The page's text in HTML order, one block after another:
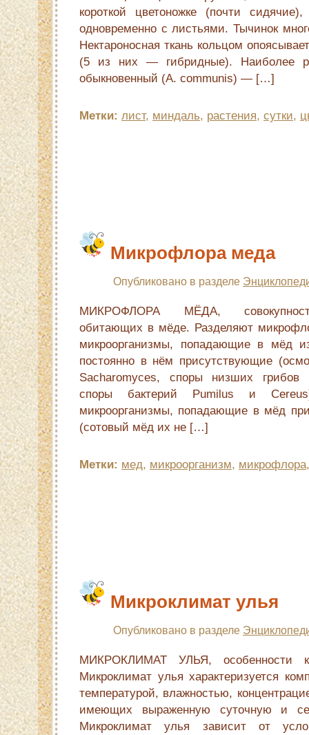
короткой цветоножке (почти
одновременно с листьями. Тычинок
Нектароносная ткань кольцом
(5 из них — гибридные). Наиболее
обыкновенный (A. communis) — […]
Метки: лист, миндаль, растения, сутки,
Микрофлора меда
Опубликовано в разделе
МИКРОФЛОРА МЁДА,
обитающих в мёде. Разделяют
микроорганизмы, попадающие в мёд
постоянно в нём присутствующие
Sacharomyces, споры низших грибов
споры бактерий Pumilus и
микроорганизмы, попадающие в мёд
(сотовый мёд их не […]
Метки: мед, микроорганизм, микрофлора
Микроклимат улья
Опубликовано в разделе
МИКРОКЛИМАТ УЛЬЯ, особенности
Микроклимат улья характеризуется
температурой, влажностью,
имеющих выраженную суточную и
Микроклимат улья зависит от